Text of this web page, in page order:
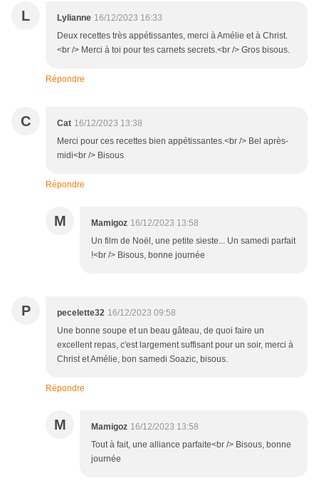
L Lylianne 16/12/2023 16:33
Deux recettes très appétissantes, merci à Amélie et à Christ.
<br /> Merci à toi pour tes carnets secrets.<br /> Gros bisous.
Répondre
C Cat 16/12/2023 13:38
Merci pour ces recettes bien appétissantes.<br /> Bel après-
midi<br /> Bisous
Répondre
M Mamigoz 16/12/2023 13:58
Un film de Noël, une petite sieste... Un samedi parfait
!<br /> Bisous, bonne journée
P pecelette32 16/12/2023 09:58
Une bonne soupe et un beau gâteau, de quoi faire un
excellent repas, c'est largement suffisant pour un soir, merci à
Christ et Amélie, bon samedi Soazic, bisous.
Répondre
M Mamigoz 16/12/2023 13:58
Tout à fait, une alliance parfaite<br /> Bisous, bonne
journée